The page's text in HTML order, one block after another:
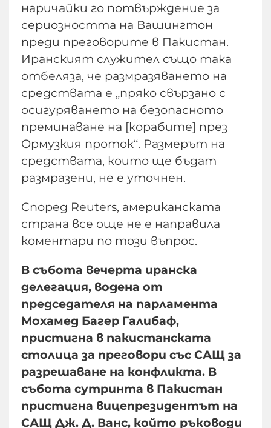
наричайки го потвърждение за
сериозността на Вашингтон
преди преговорите в Пакистан.
Иранският служител също така
отбеляза, че размразяването на
средствата е „пряко свързано с
осигуряването на безопасното
преминаване на [корабите] през
Ормузкия проток“. Размерът на
средствата, които ще бъдат
размразени, не е уточнен.
Според Reuters, американската
страна все още не е направила
коментари по този въпрос.
В събота вечерта иранска
делегация, водена от
председателя на парламента
Мохамед Багер Галибаф,
пристигна в пакистанската
столица за преговори със САЩ за
разрешаване на конфликта. В
събота сутринта в Пакистан
пристигна вицепрезидентът на
САЩ Дж. Д. Ванс, който ръководи